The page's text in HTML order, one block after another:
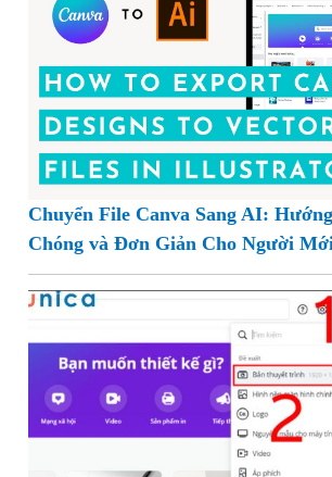
Chuyển File Canva Sang AI:
Chóng và Đơn Giản Cho Người